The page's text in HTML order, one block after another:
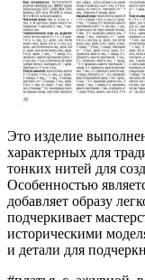
Это изделие
характерных для
тонких нитей для
Особенностью
добавляет образу
подчеркивает
историческими
и детали для